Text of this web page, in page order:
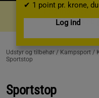
✔ 1 point pr. krone,
Log ind
Log ind eller
ved køb
Udstyr og tilbehør / Kampsport /
Sportstop
Sportstop